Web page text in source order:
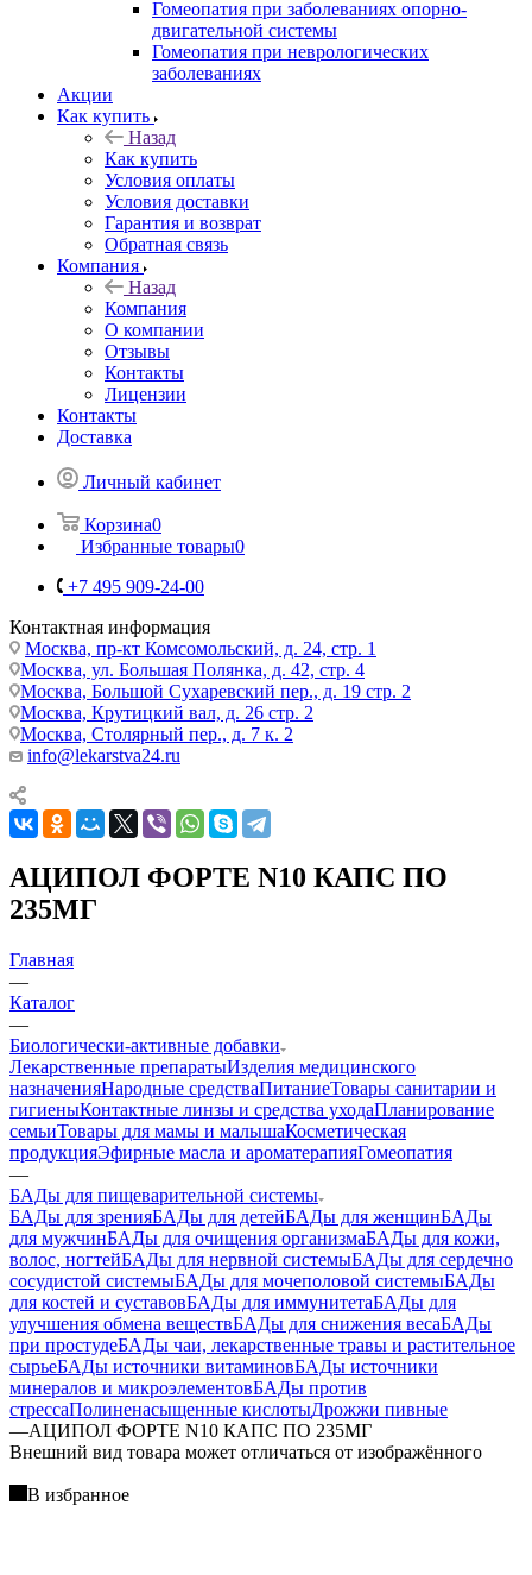
Гомеопатия при заболеваниях опорно-
двигательной системы
Гомеопатия при неврологических
заболеваниях
Акции
Как купить
Назад
Как купить
Условия оплаты
Условия доставки
Гарантия и возврат
Обратная связь
Компания
Назад
Компания
О компании
Отзывы
Контакты
Лицензии
Контакты
Доставка
Личный кабинет
Корзина0
Избранные товары0
+7 495 909-24-00
Контактная информация
Москва, пр-кт Комсомольский, д. 24, стр. 1
Москва, ул. Большая Полянка, д. 42, стр. 4
Москва, Большой Сухаревский пер., д. 19 стр. 2
Москва, Крутицкий вал, д. 26 стр. 2
Москва, Столярный пер., д. 7 к. 2
info@lekarstva24.ru
АЦИПОЛ ФОРТЕ N10 КАПС ПО
235МГ
Главная
—
Каталог
—
Биологически-активные добавки
Лекарственные препаратыИзделия медицинского
назначенияНародные средстваПитаниеТовары санитарии и
гигиеныКонтактные линзы и средства уходаПланирование
семьиТовары для мамы и малышаКосметическая
продукцияЭфирные масла и ароматерапияГомеопатия
—
БАДы для пищеварительной системы
БАДы для зренияБАДы для детейБАДы для женщинБАДы
для мужчинБАДы для очищения организмаБАДы для кожи,
волос, ногтейБАДы для нервной системыБАДы для сердечно
сосудистой системыБАДы для мочеполовой системыБАДы
для костей и суставовБАДы для иммунитетаБАДы для
улучшения обмена веществБАДы для снижения весаБАДы
при простудеБАДы чаи, лекарственные травы и растительное
сырьеБАДы источники витаминовБАДы источники
минералов и микроэлементовБАДы против
стрессаПолиненасыщенные кислотыДрожжи пивные
—АЦИПОЛ ФОРТЕ N10 КАПС ПО 235МГ
Bнешний вид товара может отличаться от изображённого
В избранное